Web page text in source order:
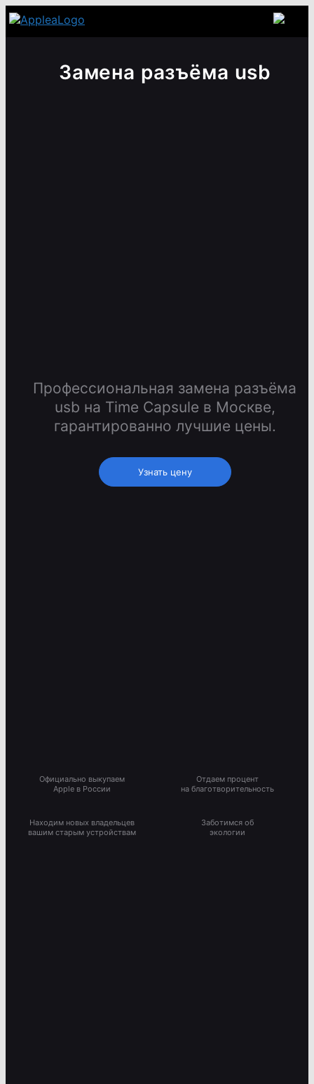
Замена разъёма usb
Профессиональная замена разъёма
usb на Time Capsule в Москве,
гарантированно лучшие цены.
Узнать цену
Официально выкупаем
Apple в России
Отдаем процент
на благотворительность
Находим новых владельцев
вашим старым устройствам
Заботимся об
экологии